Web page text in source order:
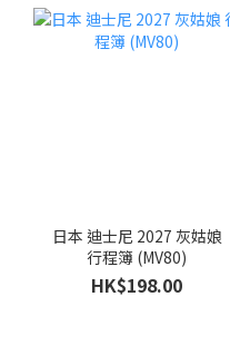
日本 迪士尼 2027 灰姑娘
行程簿 (MV80)
HK$198.00